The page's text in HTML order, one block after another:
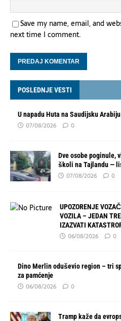
Save my name, email, and
next time I comment.
POSLEDNJE VESTI
U napadu Huta na Saudijsku
07/08/2026 0
Dve osobe poginule,
školi na Tajlandu —
07/08/2026 0
UPOZORENJE
VOZILA – JEDAN
IZAZVATI
06/08/2026 0
Dino Merlin oduševio region – tri
za pamćenje
06/08/2026 0
Tramp kaže da